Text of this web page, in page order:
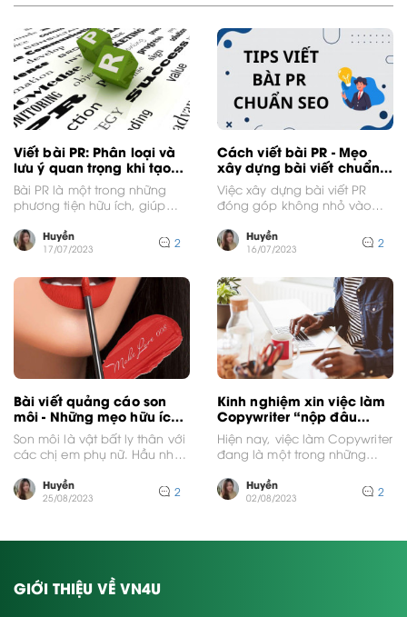
Viết bài PR: Phân loại và
lưu ý quan trọng khi tạo
nội dung
Bài PR là một trong những
phương tiện hữu ích, giúp
hiệu quả...
Huyền
17/07/2023 2
Cách viết bài PR - Mẹo
xây dựng bài viết chuẩn
SEO cực chi tiết
Việc xây dựng bài viết PR
đóng góp không nhỏ vào
thiệu sản...
Huyền
16/07/2023 2
Bài viết quảng cáo son
môi - Những mẹo hữu ích
khi viết content
Son môi là vật bất ly thân với
các chị em phụ nữ. Hầu như
Huyền
25/08/2023 2
Kinh nghiệm xin việc làm
Copywriter “nộp đâu
trúng đó”
Hiện nay, việc làm Copywriter
đang là một trong những
săn đón....
Huyền
02/08/2023 2
GIỚI THIỆU VỀ VN4U